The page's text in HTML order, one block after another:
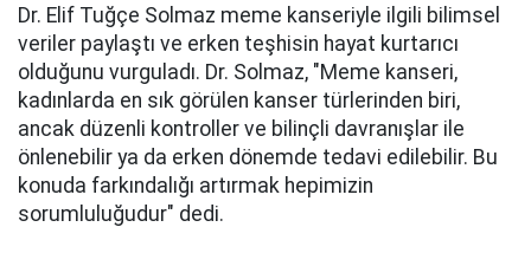
Dr. Elif Tuğçe Solmaz meme kanseriyle ilgili bilimsel
veriler paylaştı ve erken teşhisin hayat kurtarıcı
olduğunu vurguladı. Dr. Solmaz, "Meme kanseri,
kadınlarda en sık görülen kanser türlerinden biri,
ancak düzenli kontroller ve bilinçli davranışlar ile
önlenebilir ya da erken dönemde tedavi edilebilir. Bu
konuda farkındalığı artırmak hepimizin
sorumluluğudur" dedi.